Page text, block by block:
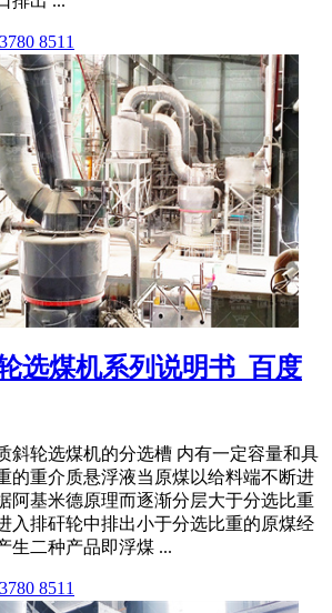
8511
选煤机系列说明书_百度
斜轮选煤机的分选槽 内有一定容量和具
的重介质悬浮液当原煤以给料端不断进
阿基米德原理而逐渐分层大于分选比重
入排矸轮中排出小于分选比重的原煤经
生二种产品即浮煤 ...
8511